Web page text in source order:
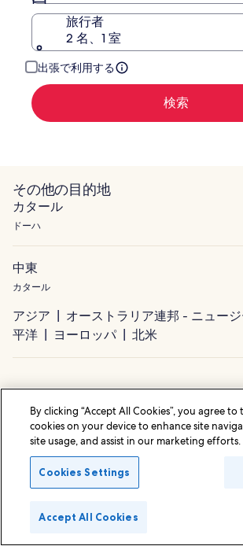
旅行者
2 名、1 室
出張で利用する
検索
その他の目的地
カタール
ドーハ
中東
カタール
アジア
オーストラリア連邦 - ニュー
平洋
ヨーロッパ 北米
人気の目的地
日本のホテル
アメリカのホテル
韓国のホテル
By clicking “Accept All Cookies”, you agree
cookies on your device to enhance site
site usage, and assist in our marketing efforts.
Cookies Settings
Accept All Cookies